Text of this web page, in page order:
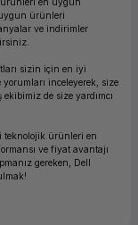
ürünleri
ve indirimler
sizin için en iyi
inceleyerek, size
de size yardımcı
teknolojik ürünleri en
ve fiyat avantajı
gereken, Dell